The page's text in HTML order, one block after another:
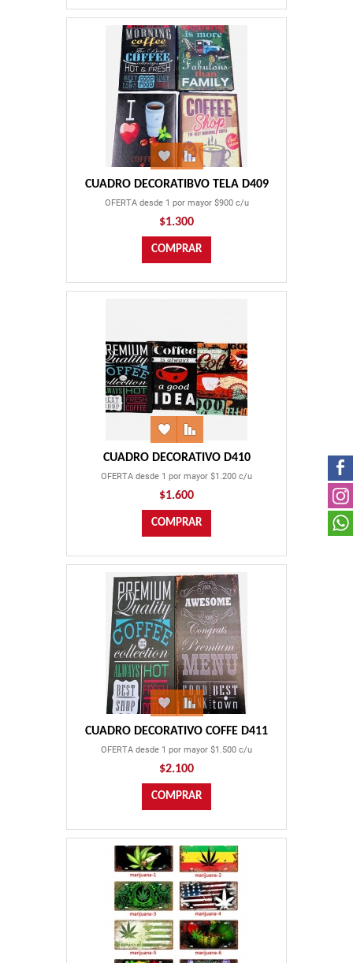
CUADRO DECORATIBVO TELA D409
OFERTA desde 1 por mayor $900 c/u
$1.300
CUADRO DECORATIVO D410
OFERTA desde 1 por mayor $1.200 c/u
$1.600
CUADRO DECORATIVO COFFE D411
OFERTA desde 1 por mayor $1.500 c/u
$2.100